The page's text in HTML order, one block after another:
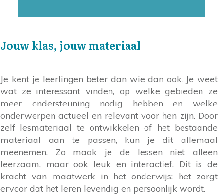
Jouw klas, jouw materiaal
Je kent je leerlingen beter dan wie dan ook. Je weet
wat ze interessant vinden, op welke gebieden ze
meer ondersteuning nodig hebben en welke
onderwerpen actueel en relevant voor hen zijn. Door
zelf lesmateriaal te ontwikkelen of het bestaande
materiaal aan te passen, kun je dit allemaal
meenemen. Zo maak je de lessen niet alleen
leerzaam, maar ook leuk en interactief. Dit is de
kracht van maatwerk in het onderwijs: het zorgt
ervoor dat het leren levendig en persoonlijk wordt.